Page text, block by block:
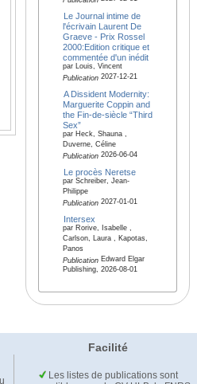
Le Journal intime de
l'écrivain Laurent De
Graeve - Prix Rossel
2000:Edition critique et
commentée d'un inédit
par Louis, Vincent
Publication2027-12-21
A Dissident Modernity:
Marguerite Coppin and
the Fin-de-siècle “Third
Sex”
par Heck, Shauna ,
Duverne, Céline
Publication2026-06-04
Le procès Neretse
par Schreiber, Jean-
Philippe
Publication2027-01-01
Intersex
par Rorive, Isabelle ,
Carlson, Laura , Kapotas,
Panos
PublicationEdward Elgar
Publishing, 2026-08-01
Facilité
Les listes de publications sont